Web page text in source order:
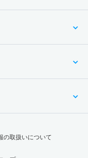
の取扱いについて